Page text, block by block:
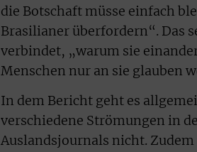
die Botschaft müsse einfach
Brasilianer überfordern“. Das
verbindet, „warum sie
Menschen nur an sie glauben
In dem Bericht geht es
verschiedene Strömungen in
Auslandsjournals nicht.